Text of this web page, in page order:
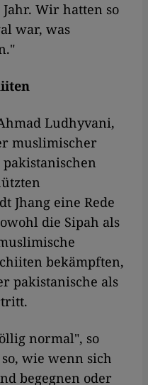
Wir hatten so
war, was
Ludhyvani,
muslimischer
Jhang eine Rede
die Sipah als
bekämpften,
pakistanische als
normal", so
wie wenn sich
begegnen oder